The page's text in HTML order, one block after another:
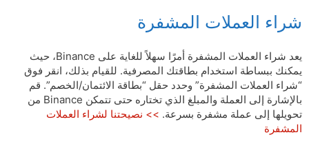
شراء العملات المشفرة
يعد شراء العملات المشفرة أمرًا سهلاً للغاية على Binance، حيث
يمكنك ببساطة استخدام بطاقتك المصرفية. للقيام بذلك، انقر فوق
“شراء العملات المشفرة” وحدد حقل “بطاقة الائتمان/الخصم”. قم
بالإشارة إلى العملة والمبلغ الذي تختاره حتى تتمكن Binance من
تحويلها إلى عملة مشفرة بسرعة. >> نصيحتنا لشراء العملات
المشفرة